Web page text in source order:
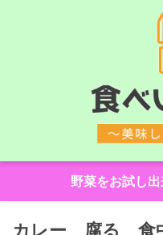
野菜をお試し
カレー 腐る 食